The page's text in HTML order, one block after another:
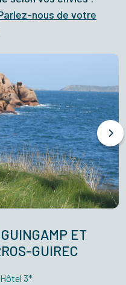
nous de votre
ET
GUIREC
3*